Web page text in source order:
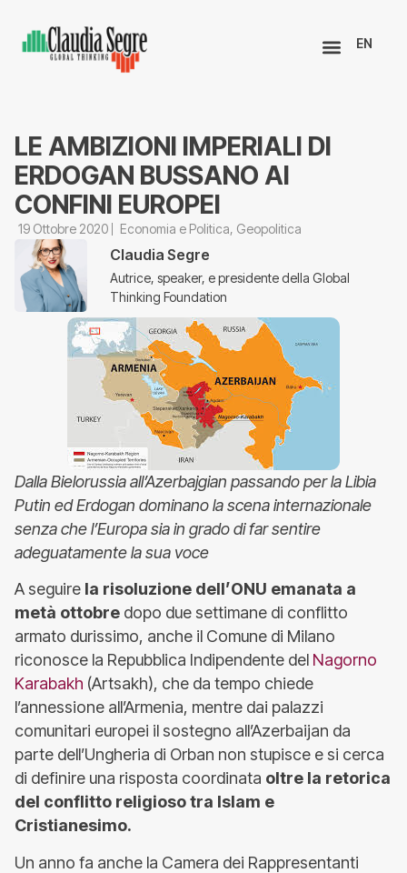
EN
LE AMBIZIONI IMPERIALI DI
ERDOGAN BUSSANO AI
CONFINI EUROPEI
19 Ottobre 2020 Economia e Politica, Geopolitica
Claudia Segre
Autrice, speaker, e presidente della Global
Thinking Foundation
Dalla Bielorussia all’Azerbajgian passando per la Libia
Putin ed Erdogan dominano la scena internazionale
senza che l’Europa sia in grado di far sentire
adeguatamente la sua voce
A seguire la risoluzione dell’ONU emanata a
metà ottobre dopo due settimane di conflitto
armato durissimo, anche il Comune di Milano
riconosce la Repubblica Indipendente del Nagorno
Karabakh (Artsakh), che da tempo chiede
l’annessione all’Armenia, mentre dai palazzi
comunitari europei il sostegno all’Azerbaijan da
parte dell’Ungheria di Orban non stupisce e si cerca
di definire una risposta coordinata oltre la retorica
del conflitto religioso tra Islam e
Cristianesimo.
Un anno fa anche la Camera dei Rappresentanti